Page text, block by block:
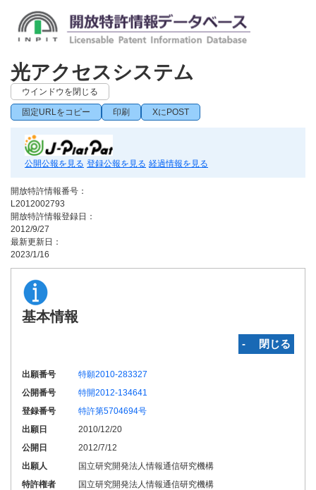
光アクセスシステム
ウインドウを閉じる
固定URLをコピー 印刷 XにPOST
公開公報を見る 登録公報を見る 経過情報を見る
開放特許情報番号：
L2012002793
開放特許情報登録日：
2012/9/27
最新更新日：
2023/1/16
基本情報
‐ 閉じる
出願番号
特願2010-283327
公開番号
特開2012-134641
登録番号
特許第5704694号
出願日
2010/12/20
公開日
2012/7/12
出願人
国立研究開発法人情報通信研究機構
特許権者
国立研究開発法人情報通信研究機構